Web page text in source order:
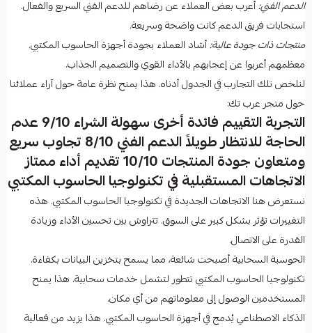
الدعم الفني:أعرب بعض العملاء عن رضاهم للدعم الفني السريع والفعال.
استجابات فريق الدعم كانت واضحة وسريعة.
منتجات ذات جودة عالية:أشاد العملاء بجودة أجهزة الحاسوب المكتبي.
معظمهم أعربوا عن إعجابهم بالأداء القوي والتصميم الجذاب.
لنلخص تلك التجارب في الجدول أدناه. هذا يمنح نظرة عامة حول آراء عملائنا
حول متجر عرب تك:
التجربة التقييم فائدة أخرى سهولة الشراء 9/10 عدم
الحاجة للانتظار طويلاً الدعم الفني 8/10 تجاوب سريع
ومتعاون جودة المنتجات 10/10 تقديم أداء ممتاز
الاتجاهات المستقبلية في تكنولوجيا الحاسوب المكتبي
نستعرض هنا الاتجاهات الجديدة في تكنولوجيا الحاسوب المكتبي. هذه
التغييرات تؤثر بشكل كبير على السوق. تتراوش بين تحسين الأداء وزيادة
القدرة على الاتصال.
الحوسبة السحابية أصبحت شائعة، مما يسمح بتخزين البيانات بكفاءة.
تكنولوجيا الحاسوب المكتبي تتطور لتشمل خدمات سحابية. هذا يمنح
المستخدمين الوصول إلى معلوماتهم من أي مكان.
الذكاء الاصطناعي يُدمج في أجهزة الحاسوب المكتبي. هذا يزيد من فعالية